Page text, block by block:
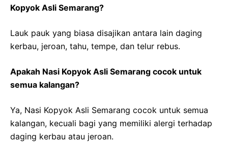
Kopyok Asli Semarang?
Lauk pauk yang biasa disajikan antara lain daging
kerbau, jeroan, tahu, tempe, dan telur rebus.
Apakah Nasi Kopyok Asli Semarang cocok untuk
semua kalangan?
Ya, Nasi Kopyok Asli Semarang cocok untuk semua
kalangan, kecuali bagi yang memiliki alergi terhadap
daging kerbau atau jeroan.